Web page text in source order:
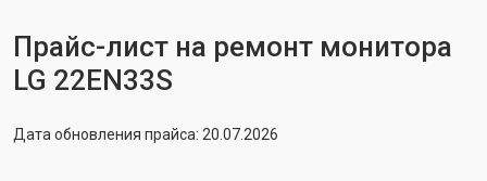
Прайс-лист на ремонт монитора
LG 22EN33S
Дата обновления прайса: 20.07.2026